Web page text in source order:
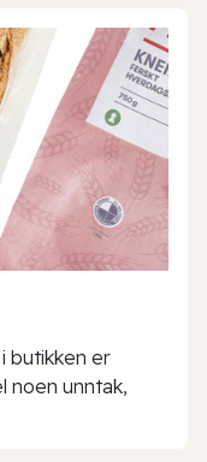
butikken er
noen unntak,